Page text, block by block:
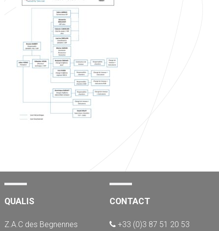
QUALIS
Z.A.C des Begnennes
CONTACT
+33 (0)3 87 51 20 53